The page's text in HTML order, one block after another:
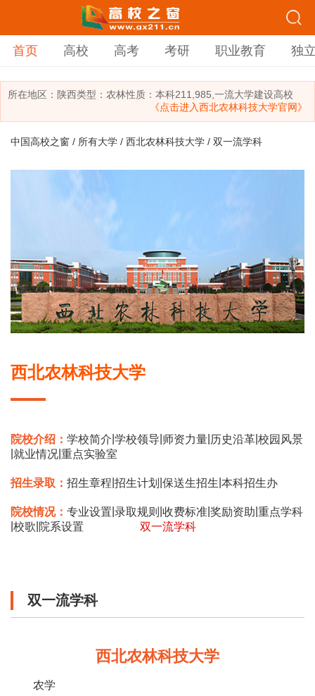
首页 高校 高考 考研 职业教育 独
所在地区： 陕西类型： 农林性质：本科211,985,一流大学建设高校
《点击进入西北农林科技大学官网》
中国高校之窗 / 所有大学 / 西北农林科技大学 / 双一流学科
西北农林科技大学
院校介绍： 学校简介 学校领导 师资力量 历史沿革 校园风景
就业情况 重点实验室
招生录取： 招生章程 招生计划 保送生招生 本科招生办
院校情况： 专业设置 录取规则 收费标准 奖励资助 重点学科
校歌 院系设置 双一流学科
双一流学科
西北农林科技大学
农学